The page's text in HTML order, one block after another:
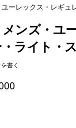
ーレックス・レギュ
メンズ・ユ
ライト・
書く